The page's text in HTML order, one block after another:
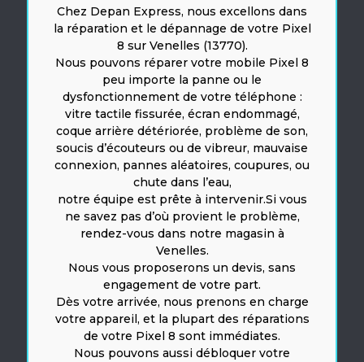
Chez Depan Express, nous excellons dans
la réparation et le dépannage de votre Pixel
8 sur Venelles (13770).
Nous pouvons réparer votre mobile Pixel 8
peu importe la panne ou le
dysfonctionnement de votre téléphone :
vitre tactile fissurée, écran endommagé,
coque arrière détériorée, problème de son,
soucis d’écouteurs ou de vibreur, mauvaise
connexion, pannes aléatoires, coupures, ou
chute dans l’eau,
notre équipe est prête à intervenir.Si vous
ne savez pas d’où provient le problème,
rendez-vous dans notre magasin à
Venelles.
Nous vous proposerons un devis, sans
engagement de votre part.
Dès votre arrivée, nous prenons en charge
votre appareil, et la plupart des réparations
de votre Pixel 8 sont immédiates.
Nous pouvons aussi débloquer votre